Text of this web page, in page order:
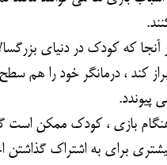
آنجا که کودک در دنیای
کند ، درمانگر خود را هم
پیوندد.
بازی ، کودک ممکن است
برای به اشتراک گذاشتن